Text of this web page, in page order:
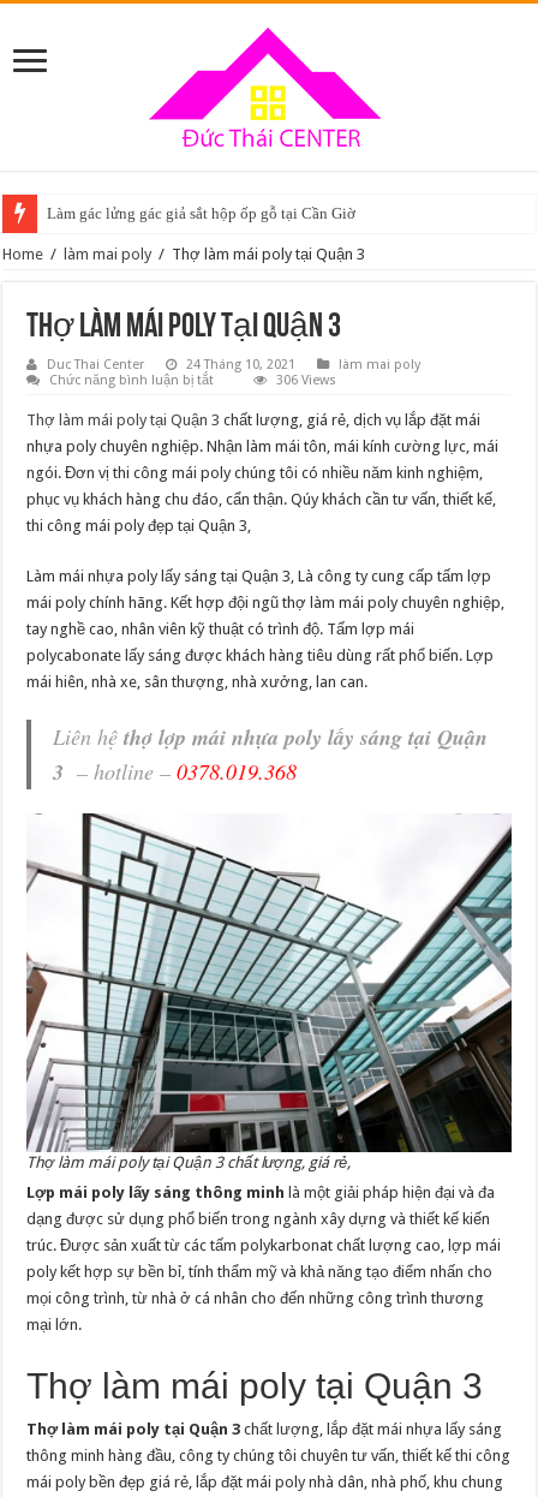
Làm gác lửng gác giả sắt hộp ốp gỗ tại Cần Giờ
Home / làm mai poly / Thợ làm mái poly tại Quận 3
Thợ làm mái poly tại Quận 3
Duc Thai Center 24 Tháng 10, 2021
làm mai poly
Chức năng bình luận bị tắtở
làm
mái
poly
tại
Quận
306 Views
Thợ làm mái poly tại Quận 3 chất lượng, giá rẻ, dịch vụ lắp đặt mái
nhựa poly chuyên nghiệp. Nhận làm mái tôn, mái kính cường lực, mái
ngói. Đơn vị thi công mái poly chúng tôi có nhiều năm kinh nghiệm,
phục vụ khách hàng chu đáo, cẩn thận. Qúy khách cần tư vấn, thiết kế,
thi công mái poly đẹp tại Quận 3,
Làm mái nhựa poly lấy sáng tại Quận 3, Là công ty cung cấp tấm lợp
mái poly chính hãng. Kết hợp đội ngũ thợ làm mái poly chuyên nghiệp,
tay nghề cao, nhân viên kỹ thuật có trình độ. Tấm lợp mái
polycabonate lấy sáng được khách hàng tiêu dùng rất phổ biến. Lợp
mái hiên, nhà xe, sân thượng, nhà xưởng, lan can.
Liên hệthợ lợp mái nhựa poly lấy sáng tại Quận
3 – hotline –0378.019.368
Thợ làm mái poly tại Quận 3 chất lượng, giá rẻ,
Lợp mái poly lấy sáng thông minh là một giải pháp hiện đại và đa
dạng được sử dụng phổ biến trong ngành xây dựng và thiết kế kiến
trúc. Được sản xuất từ các tấm polykarbonat chất lượng cao, lợp mái
poly kết hợp sự bền bỉ, tính thẩm mỹ và khả năng tạo điểm nhấn cho
mọi công trình, từ nhà ở cá nhân cho đến những công trình thương
mại lớn.
Thợ làm mái poly tại Quận 3
Thợ làm mái poly tại Quận 3chất lượng, lắp đặt mái nhựa lấy sáng
thông minh hàng đầu, công ty chúng tôi chuyên tư vấn, thiết kế thi công
mái poly bền đẹp giá rẻ, lắp đặt mái poly nhà dân, nhà phố, khu chung